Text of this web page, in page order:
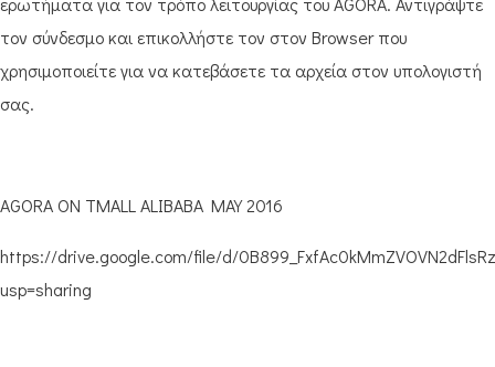
τον σύνδεσμο και επικολλήστε τον στον Browser που
χρησιμοποιείτε για να κατεβάσετε τα αρχεία στον υπολογιστή
σας.
AGORA ON TMALL ALIBABA MAY 2016
https://drive.google.com/file/d/
usp=sharing